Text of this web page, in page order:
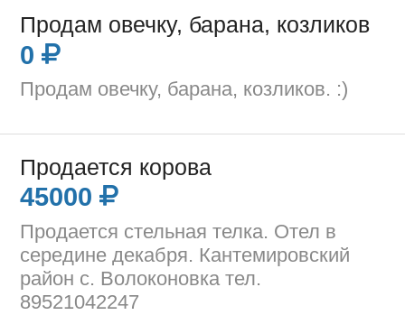
Продам овечку, барана, козликов
0
Продам овечку, барана, козликов. :)
Продается корова
45000
Продается стельная телка. Отел в
середине декабря. Кантемировский
район с. Волоконовка тел.
89521042247